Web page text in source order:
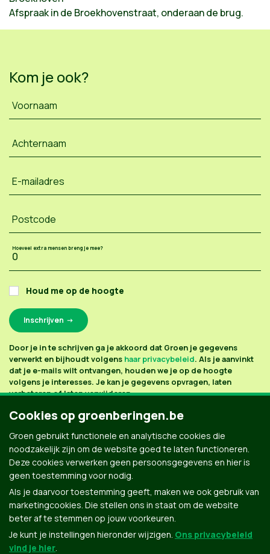
Afspraak in de Broekhovenstraat, onderaan de brug.
Kom je ook?
Voornaam
Achternaam
E-mailadres
Postcode
Hoeveel extra mensen breng je mee?
Houd me op de hoogte
Door je in te schrijven ga je akkoord dat Groen je gegevens
verwerkt en bijhoudt volgens haar privacybeleid. Als je aanvinkt
dat je e-mails wilt ontvangen, houden we je op de hoogte
volgens je interesses. Je kan je gegevens opvragen, laten
verbeteren of laten verwijderen.
Cookies op groenberingen.be
Groen gebruikt functionele en analytische cookies die
noodzakelijk zijn om de website goed te laten functioneren.
Deze cookies verwerken geen persoonsgegevens en hier is
geen toestemming voor nodig.
Als je daarvoor toestemming geeft, maken we ook gebruik van
marketingcookies. Die stellen ons in staat om de website
beter af te stemmen op jouw voorkeuren.
Je kunt je instellingen hieronder wijzigen. Ons privacybeleid
vind je hier.